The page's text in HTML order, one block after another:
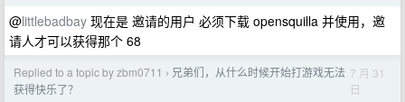
@littlebadbay 现在是 邀请的用户 必须下载 opensquilla 并使用，邀
请人才可以获得那个 68
Replied to a topic by zbm0711 › 兄弟们，从什么时候开始打游戏无法
获得快乐了？
7 月 31
日